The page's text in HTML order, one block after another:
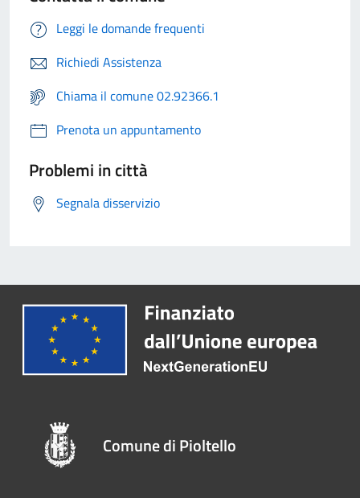
Leggi le domande frequenti
Richiedi Assistenza
Chiama il comune 02.92366.1
Prenota un appuntamento
Problemi in città
Segnala disservizio
Comune di Pioltello